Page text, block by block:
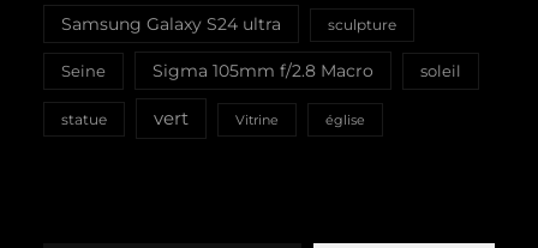
Samsung Galaxy S24 ultra sculpture
Seine Sigma 105mm f/2.8 Macro soleil
statue vert Vitrine église